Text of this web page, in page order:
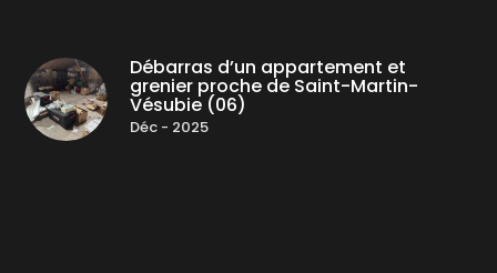
Débarras d’un appartement et
grenier proche de Saint-Martin-
Vésubie (06)
Déc - 2025